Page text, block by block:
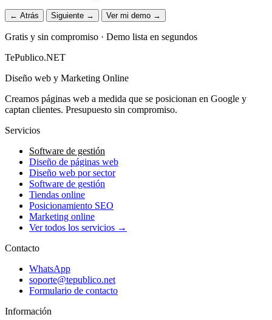
← Atrás Siguiente → Ver mi demo →
Gratis y sin compromiso · Demo lista en segundos
TePublico.NET
Diseño web y Marketing Online
Creamos páginas web a medida que se posicionan en Google y
captan clientes. Presupuesto sin compromiso.
Servicios
Software de gestión
Diseño de páginas web
Diseño web por sector
Software de gestión
Tiendas online
Posicionamiento SEO
Marketing online
Ver todos los servicios →
Contacto
WhatsApp
soporte@tepublico.net
Formulario de contacto
Información